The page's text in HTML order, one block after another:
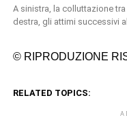
A sinistra, la colluttazione
destra, gli attimi successivi
© RIPRODUZIONE
RELATED TOPICS: